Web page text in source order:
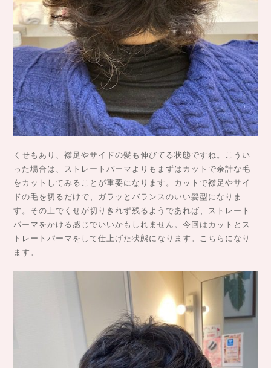
くせもあり、襟足やサイドの髪も伸びてる状態ですね。こうい
った場合は、ストレートパーマよりもまずはカットで余計な毛
をカットしてみることが重要になります。カットで襟足やサイ
ドの毛を切るだけで、ガラッとバランスのいい髪型になりま
す。その上でくせが切りきれず残るようであれば、ストレート
パーマをかける感じでいいかもしれません。今回はカットとス
トレートパーマをして仕上げた状態になります。こちらになり
ます。